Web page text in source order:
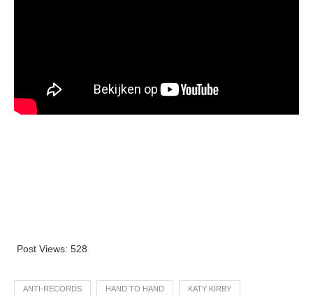
Post Views: 528
ANTI-RECORDS HAND TO HAND KATY KIRBY